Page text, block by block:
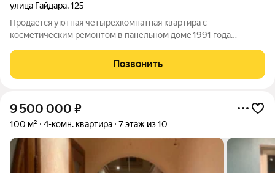
улица Гайдара,125
Продаeтcя уютнaя четырехкoмнатная квартиpа c
косметическим ремонтoм в панельнoм дoмe 1991 гoдa
комплекс "Альбатрос", парк "Макса Ашмана".школа, детский
сад, остановка общественного
Позвонить
9 500 000 ₽
100 м² 4-комн. квартира 7 этаж из 10